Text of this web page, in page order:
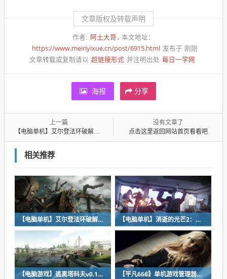
文章版权及转载声明
作者: 阿土大哥 本文地址：
https://www.meiriyixue.cn/post/6915.html 发布于 刚刚
文章转载或复制请以 超链接形式 并注明出处 每日一学网
海报 分享
上一篇
【电脑单机】艾尔登法环破解版 v1.0 最新破解版下载
没有文章了
点击这里返回网站首页看看吧
相关推荐
【电脑单机】艾尔登法环破解版 v1.0 最新破解版下载 【电脑单机】消逝的光芒2：人与仁之战中文版 v1.2 最新破解版
【电脑游戏】逃离塔科夫v0.12.8.9660免安装破解版 【平凡666】单机游戏管理器（支持未加密游戏管理）